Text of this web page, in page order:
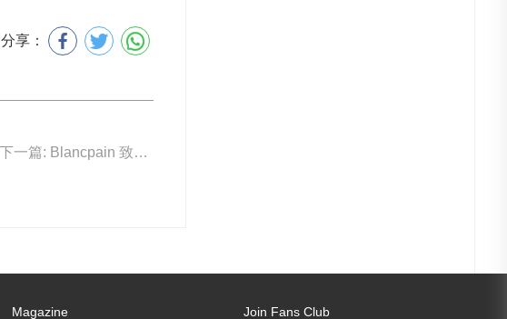
分享：
下一篇: Blancpain 致敬「無輻射」Fifty Fathoms
Magazine Join Fans Club